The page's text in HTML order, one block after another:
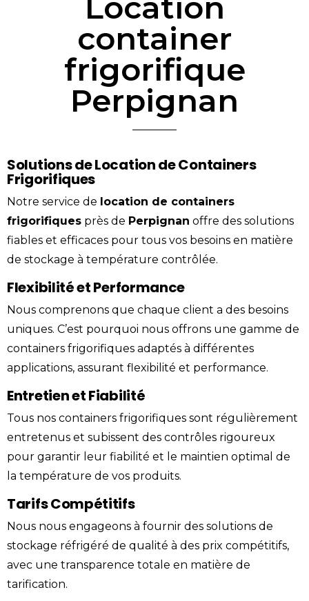
container
frigorifique
Perpignan
Solutions de Location de Containers
Frigorifiques
Notre service de location de containers
frigorifiques près de Perpignan offre des solutions
fiables et efficaces pour tous vos besoins en matière
de stockage à température contrôlée.
Flexibilité et Performance
Nous comprenons que chaque client a des besoins
uniques. C’est pourquoi nous offrons une gamme de
containers frigorifiques adaptés à différentes
applications, assurant flexibilité et performance.
Entretien et Fiabilité
Tous nos containers frigorifiques sont régulièrement
entretenus et subissent des contrôles rigoureux
pour garantir leur fiabilité et le maintien optimal de
la température de vos produits.
Tarifs Compétitifs
Nous nous engageons à fournir des solutions de
stockage réfrigéré de qualité à des prix compétitifs,
avec une transparence totale en matière de
tarification.